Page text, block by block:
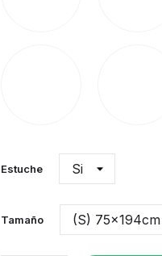
Estuche
Tamaño